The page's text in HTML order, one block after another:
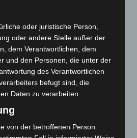
oder juristische Person,
oder andere Stelle außer der
dem Verantwortlichen, dem
und den Personen, die unter der
des Verantwortlichen
befugt sind, die
Daten zu verarbeiten.
von der betroffenen Person